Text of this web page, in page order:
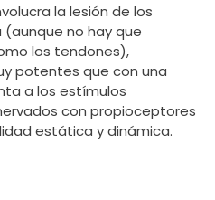
la lesión de los
no hay que
los tendones),
potentes que con una
a los estímulos
con propioceptores
estática y dinámica.